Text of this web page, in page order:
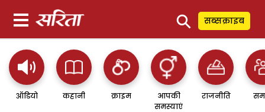
⚲ सब्सक्राइब
ऑडियो कहानी क्राइम
आपकी
समस्याएं
राजनीति